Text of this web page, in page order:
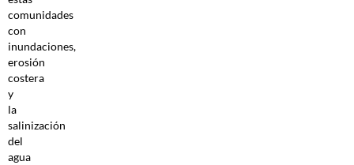
comunidades
con
inundaciones,
erosión
costera
y
la
salinización
del
agua